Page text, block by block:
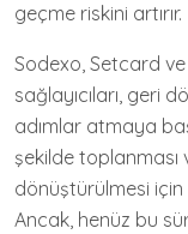
geçme riskini artırır.
Sodexo, Setcard
sağlayıcıları, geri
adımlar atmaya
şekilde toplanması
dönüştürülmesi
Ancak, henüz bu